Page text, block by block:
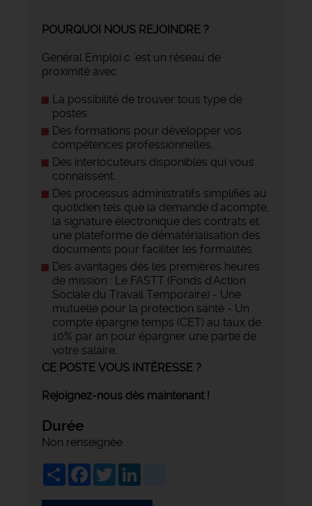
POURQUOI NOUS REJOINDRE ?
Général Emploi c 'est un réseau de
proximité avec :
La possibilité de trouver tous type de
postes.
Des formations pour développer vos
compétences professionnelles.
Des interlocuteurs disponibles qui vous
connaissent.
Des processus administratifs simplifiés au
quotidien tels que la demande d'acompte,
la signature électronique des contrats et
une plateforme de dématérialisation des
documents pour faciliter les formalités.
Des avantages dès les premières heures
de mission : Le FASTT (Fonds d'Action
Sociale du Travail Temporaire) - Une
mutuelle pour la protection santé - Un
compte épargne temps (CET) au taux de
10% par an pour épargner une partie de
votre salaire.
CE POSTE VOUS INTÉRESSE ?
Rejoignez-nous dès maintenant !
Durée
Non renseignée
ShareFacebook
Twitter